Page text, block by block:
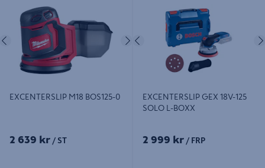
Föregående Nästa
EXCENTERSLIP M18 BOS125-0
2 639 kr / ST
Föregående
EXCENTERSLIP GEX 18V-125
SOLO L-BOXX
2 999 kr / FRP